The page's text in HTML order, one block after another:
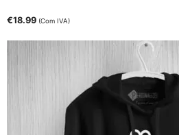
€18.99 (Com IVA)